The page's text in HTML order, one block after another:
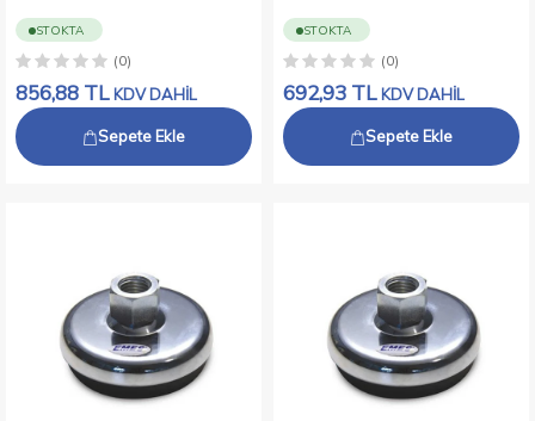
STOKTA
(0)
856,88 TL KDV DAHİL
Sepete Ekle
STOKTA
(0)
692,93 TL KDV DAHİL
Sepete Ekle